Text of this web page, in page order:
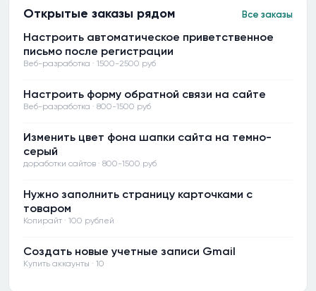
Открытые заказы рядом Все заказы
Настроить автоматическое приветственное
письмо после регистрации
Веб-разработка · 1500-2500 руб
Настроить форму обратной связи на сайте
Веб-разработка · 800-1500 руб
Изменить цвет фона шапки сайта на темно-
серый
доработки сайтов · 800-1500 руб
Нужно заполнить страницу карточками с
товаром
Копирайт · 100 рублей
Создать новые учетные записи Gmail
Купить аккаунты · 10